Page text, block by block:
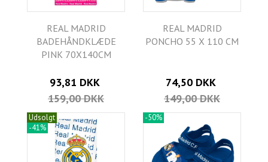
REAL MADRID
BADEHÅNDKLÆDE
PINK 70X140CM
93,81 DKK
159,00 DKK
REAL MADRID
PONCHO 55 X 110 CM
74,50 DKK
149,00 DKK
Udsolgt
-41%
-50%